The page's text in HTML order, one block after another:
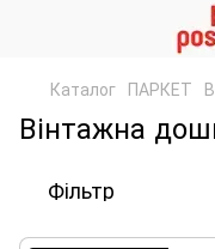
Каталог ПАРКЕТ
Вінтажна
Фільтр